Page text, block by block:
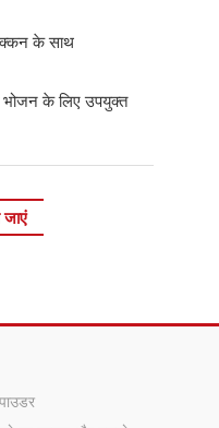
के साथ
के लिए उपयुक्त
जाएं